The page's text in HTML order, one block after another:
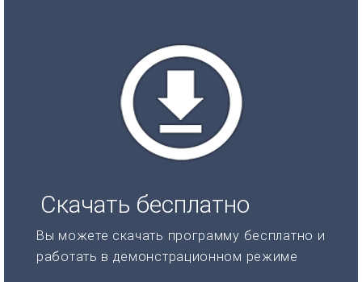
Скачать бесплатно
Вы можете скачать программу бесплатно и
работать в демонстрационном режиме